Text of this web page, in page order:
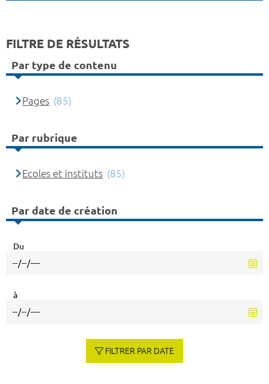
FILTRE DE RÉSULTATS
Par type de contenu
Pages (85)
Par rubrique
Ecoles et instituts (85)
Par date de création
Du
à
FILTRER PAR DATE